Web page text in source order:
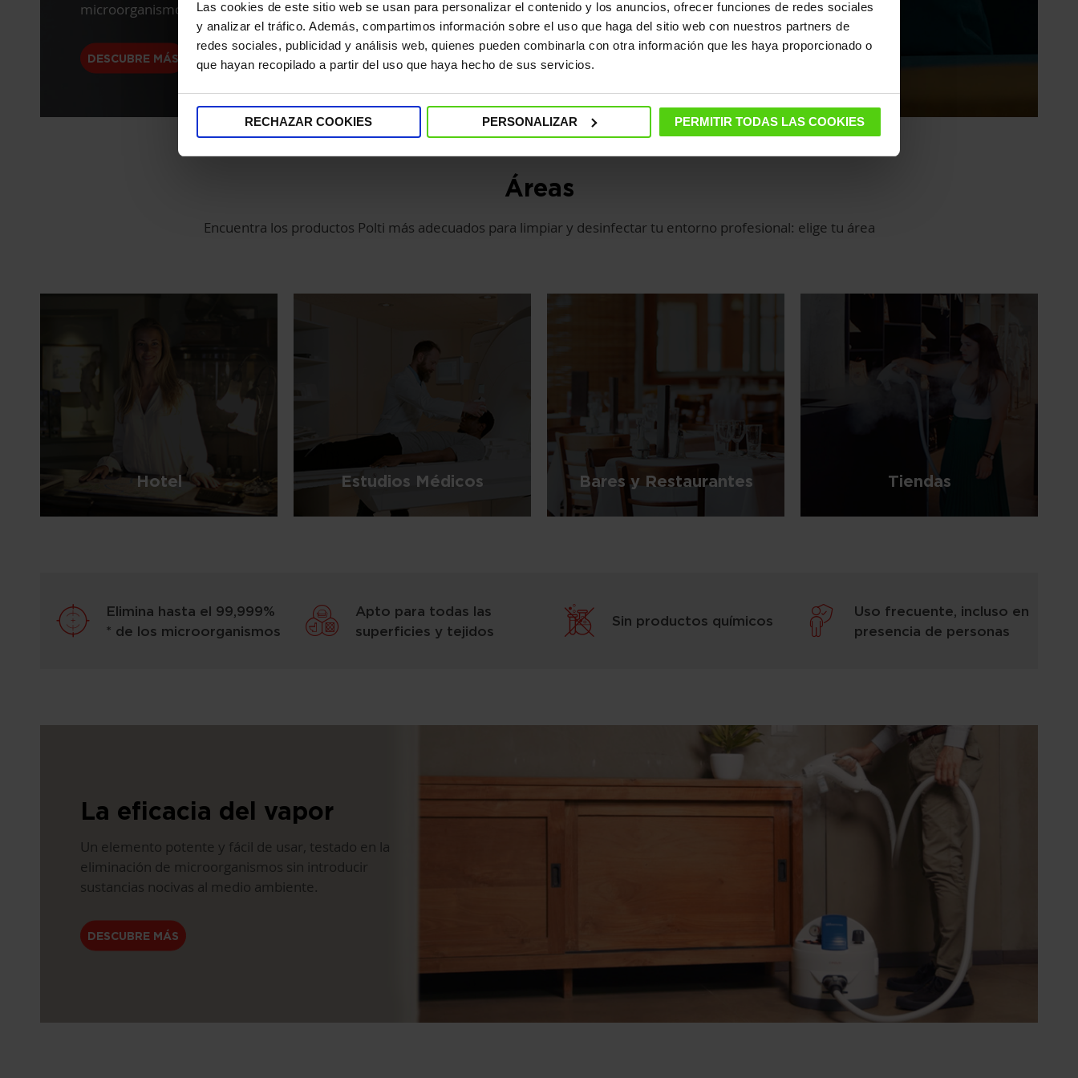
Las cookies de este sitio web se usan para personalizar el contenido y los anuncios, ofrecer funciones de redes sociales
y analizar el tráfico. Además, compartimos información sobre el uso que haga del sitio web con nuestros partners de
redes sociales, publicidad y análisis web, quienes pueden combinarla con otra información que les haya proporcionado o
que hayan recopilado a partir del uso que haya hecho de sus servicios.
RECHAZAR COOKIES PERSONALIZAR PERMITIR TODAS LAS COOKIES
microorganismos.
DESCUBRE MÁS
Áreas
Encuentra los productos Polti más adecuados para limpiar y desinfectar tu entorno profesional: elige tu área
Hotel Estudios Médicos Bares y Restaurantes Tiendas
Elimina hasta el 99,999%
* de los microorganismos
Apto para todas las
superficies y tejidos
Sin productos químicos
Uso frecuente, incluso en
presencia de personas
La eficacia del vapor
Un elemento potente y fácil de usar, testado en la
eliminación de microorganismos sin introducir
sustancias nocivas al medio ambiente.
DESCUBRE MÁS